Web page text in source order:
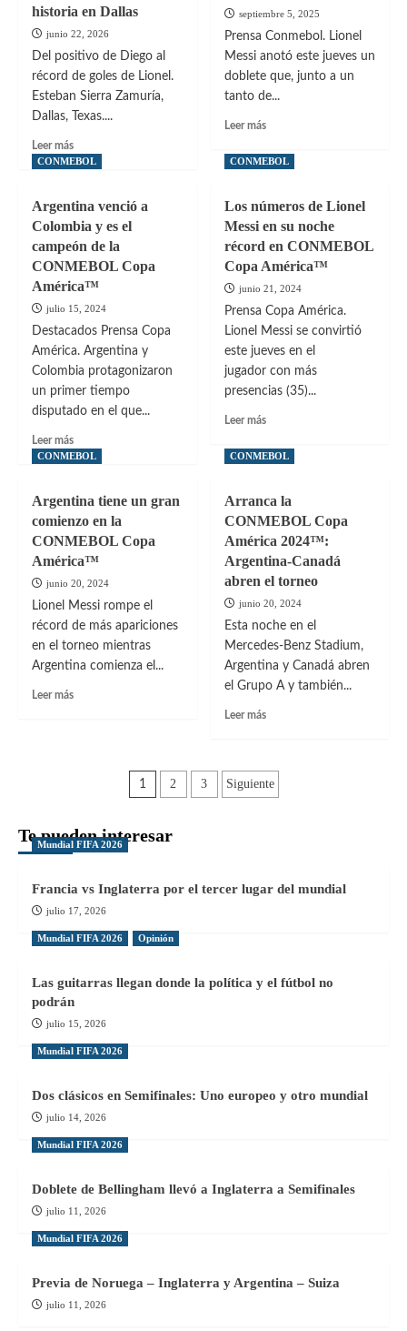
de
Colombia
este
martes
7
julio?
Copa
Mundial
de
la
historia en Dallas
junio 22, 2026
Del positivo de Diego al
récord de goles de Lionel.
Esteban Sierra Zamuría,
Dallas, Texas....
Leer másLeer
más
Maradona
a
Messi:
32
años
Argentina
reescribe
la
historia
septiembre 5, 2025
Prensa Conmebol. Lionel
Messi anotó este jueves un
doblete que, junto a un
tanto de...
Leer másLeer
sobre
con
doblete
de
Messi
Venezuela
CONMEBOL
Argentina venció a
Colombia y es el
campeón de la
CONMEBOL Copa
América™
julio 15, 2024
Destacados Prensa Copa
América. Argentina y
Colombia protagonizaron
un primer tiempo
disputado en el que...
Leer másLeer
más
venció
a
Colombia
y
campeón
de
la
CONMEBOL
América™
CONMEBOL
Los números de Lionel
Messi en su noche
récord en CONMEBOL
Copa América™
junio 21, 2024
Prensa Copa América.
Lionel Messi se convirtió
este jueves en el
jugador con más
presencias (35)...
Leer másLeer
sobre
de
Lionel
Messi
en
récord
en
CONMEBOL
CONMEBOL
Argentina tiene un gran
comienzo en la
CONMEBOL Copa
América™
junio 20, 2024
Lionel Messi rompe el
récord de más apariciones
en el torneo mientras
Argentina comienza el...
Leer másLeer
en
la
América™
CONMEBOL
Arranca la
CONMEBOL Copa
América 2024™:
Argentina-Canadá
abren el torneo
junio 20, 2024
Esta noche en el
Mercedes-Benz Stadium,
Argentina y Canadá abren
el Grupo A y también...
Leer másLeer
la
CONMEBOL
Canadá
Paginación
entradas
1 2 3 Siguiente
Te pueden interesar
Mundial FIFA 2026
Francia vs Inglaterra por el tercer lugar del mundial
julio 17, 2026
Mundial FIFA 2026 Opinión
Las guitarras llegan donde la política y el fútbol no
podrán
julio 15, 2026
Mundial FIFA 2026
Dos clásicos en Semifinales: Uno europeo y otro mundial
julio 14, 2026
Mundial FIFA 2026
Doblete de Bellingham llevó a Inglaterra a Semifinales
julio 11, 2026
Mundial FIFA 2026
Previa de Noruega – Inglaterra y Argentina – Suiza
julio 11, 2026